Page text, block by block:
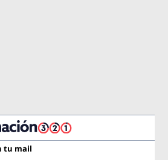
tu mail